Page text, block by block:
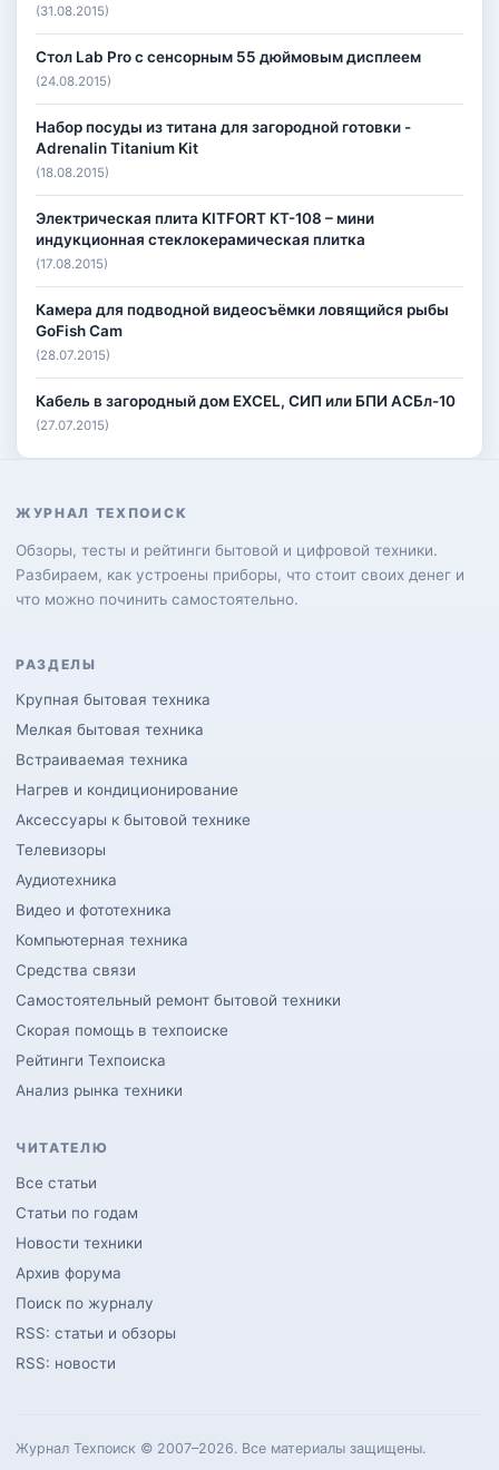
(31.08.2015)
Стол Lab Pro с сенсорным 55 дюймовым дисплеем
(24.08.2015)
Набор посуды из титана для загородной готовки -
Adrenalin Titanium Kit
(18.08.2015)
Электрическая плита KITFORT КТ-108 – мини
индукционная стеклокерамическая плитка
(17.08.2015)
Камера для подводной видеосъёмки ловящийся рыбы
GoFish Cam
(28.07.2015)
Кабель в загородный дом EXCEL, СИП или БПИ АСБл-10
(27.07.2015)
ЖУРНАЛ ТЕХПОИСК
Обзоры, тесты и рейтинги бытовой и цифровой техники.
Разбираем, как устроены приборы, что стоит своих денег и
что можно починить самостоятельно.
РАЗДЕЛЫ
Крупная бытовая техника
Мелкая бытовая техника
Встраиваемая техника
Нагрев и кондиционирование
Аксессуары к бытовой технике
Телевизоры
Аудиотехника
Видео и фототехника
Компьютерная техника
Средства связи
Самостоятельный ремонт бытовой техники
Скорая помощь в техпоиске
Рейтинги Техпоиска
Анализ рынка техники
ЧИТАТЕЛЮ
Все статьи
Статьи по годам
Новости техники
Архив форума
Поиск по журналу
RSS: статьи и обзоры
RSS: новости
Журнал Техпоиск © 2007–2026. Все материалы защищены.